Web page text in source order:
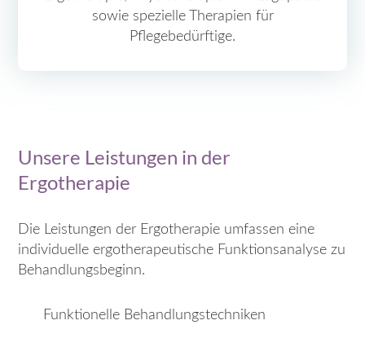
sowie spezielle Therapien für
Pflegebedürftige.
Unsere Leistungen in der
Ergotherapie
Die Leistungen der Ergotherapie umfassen eine
individuelle ergotherapeutische Funktionsanalyse zu
Behandlungsbeginn.
Funktionelle Behandlungstechniken